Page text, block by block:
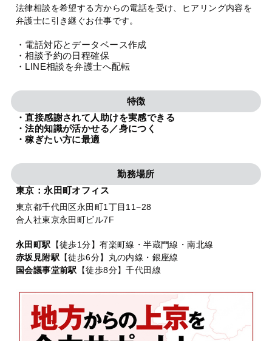
法律相談を希望する方からの電話を受け、ヒアリング内容を
弁護士に引き継ぐお仕事です。
・電話対応とデータベース作成
・相談予約の日程確保
・LINE相談を弁護士へ配転
特徴
・直接感謝されて人助けを実感できる
・法的知識が活かせる／身につく
・稼ぎたい方に最適
勤務場所
東京：永田町オフィス
東京都千代田区永田町1丁目11−28
合人社東京永田町ビル7F
永田町駅 【徒歩1分】有楽町線・半蔵門線・南北線
赤坂見附駅 【徒歩6分】丸の内線・銀座線
国会議事堂前駅
【徒歩8分】千代田線
特設サイト
相談先情報サイト
プライバシーポリシー 利用規約 内部通報
TikTok受賞